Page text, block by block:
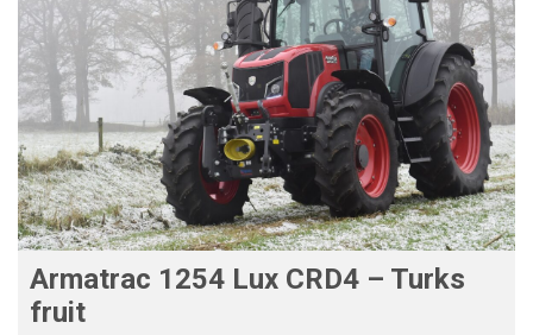
Armatrac 1254 Lux CRD4 – Turks
fruit